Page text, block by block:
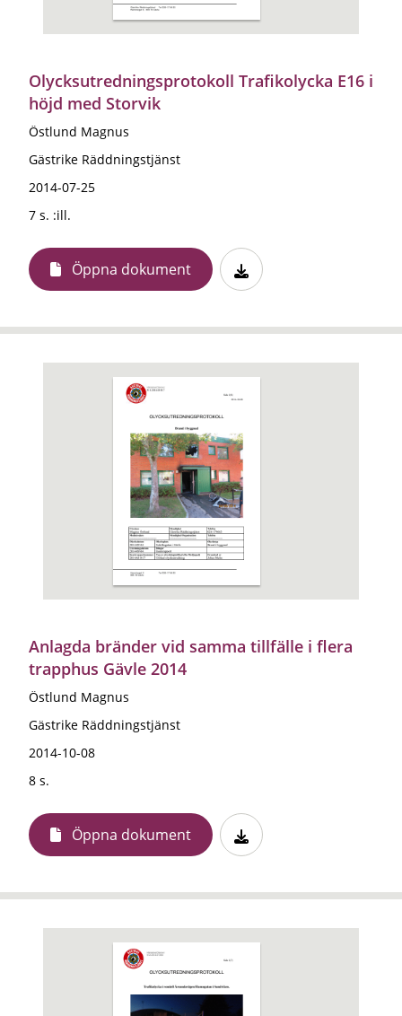
Olycksutredningsprotokoll Trafikolycka E16 i
höjd med Storvik
Östlund Magnus
Gästrike Räddningstjänst
2014-07-25
7 s. :ill.
Öppna dokument
Anlagda bränder vid samma tillfälle i flera
trapphus Gävle 2014
Östlund Magnus
Gästrike Räddningstjänst
2014-10-08
8 s.
Öppna dokument